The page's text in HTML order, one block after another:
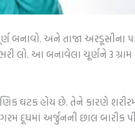
બનાવો. અને તાજા અરડૂસીના
આ બનાવેલા ચૂર્ણને 3 ગ્રામ ની
ઘટક હોય છે. તેને કારણે
દૂધમાં અર્જુનની છાલ